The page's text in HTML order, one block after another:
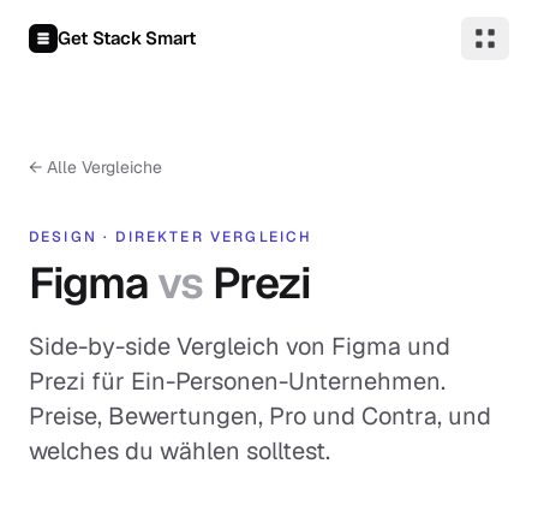
Get Stack Smart
← Alle Vergleiche
DESIGN · DIREKTER VERGLEICH
Figmavs Prezi
Side-by-side Vergleich von Figma und
Prezi für Ein-Personen-Unternehmen.
Preise, Bewertungen, Pro und Contra, und
welches du wählen solltest.